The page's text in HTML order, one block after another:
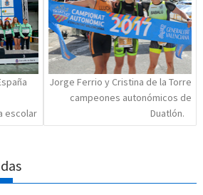
escolar
Jorge Ferrio y Cristina de la Torre
campeones autonómicos de
Duatlón.